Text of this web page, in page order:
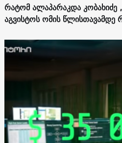
რატომ ალაპარაკდა კობახიძე
აგვისტოს ომის